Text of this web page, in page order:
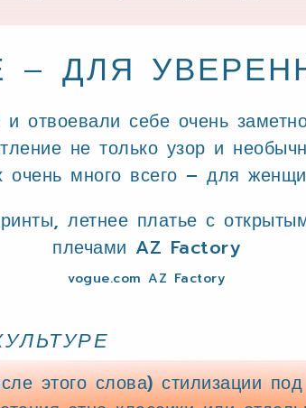
ДЛЯ
отвоевали себе очень
не только узор и
много всего – для
vogue.com AZ Factory
этого слова) стилизации